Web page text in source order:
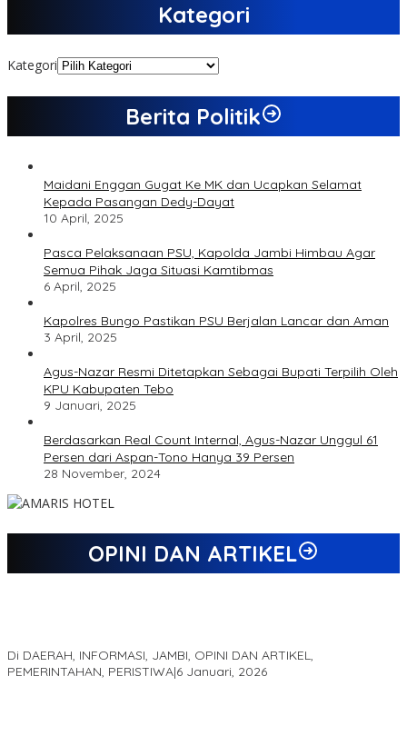
Kategori
Kategori
Berita Politik
Maidani Enggan Gugat Ke MK dan Ucapkan Selamat
Kepada Pasangan Dedy-Dayat
10 April, 2025
Pasca Pelaksanaan PSU, Kapolda Jambi Himbau Agar
Semua Pihak Jaga Situasi Kamtibmas
6 April, 2025
Kapolres Bungo Pastikan PSU Berjalan Lancar dan Aman
3 April, 2025
Agus-Nazar Resmi Ditetapkan Sebagai Bupati Terpilih Oleh
KPU Kabupaten Tebo
9 Januari, 2025
Berdasarkan Real Count Internal, Agus-Nazar Unggul 61
Persen dari Aspan-Tono Hanya 39 Persen
28 November, 2024
OPINI DAN ARTIKEL
Di DAERAH, INFORMASI, JAMBI, OPINI DAN ARTIKEL,
PEMERINTAHAN, PERISTIWA|6 Januari, 2026